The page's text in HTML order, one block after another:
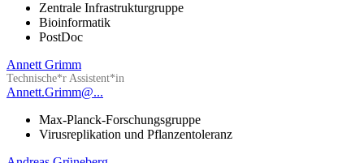
Zentrale Infrastrukturgruppe
Bioinformatik
PostDoc
Annett Grimm
Technische*r Assistent*in
Annett.Grimm@...
Max-Planck-Forschungsgruppe
Virusreplikation und Pflanzentoleranz